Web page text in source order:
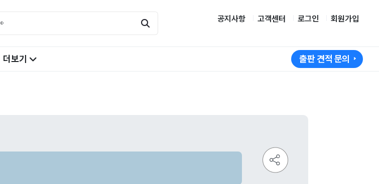
공지사항 고객센터 로그인 회원가입
더보기 출판 견적 문의